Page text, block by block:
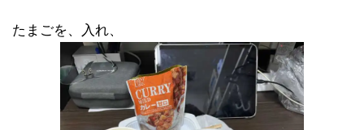
たまごを、入れ、